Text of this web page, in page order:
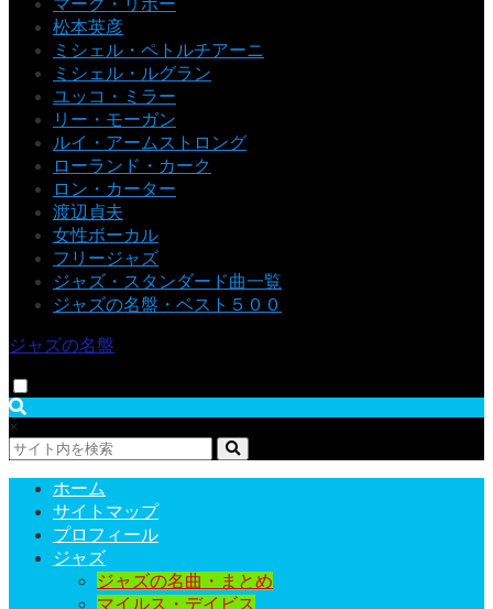
松本英彦
ミシェル・ペトルチアーニ
ミシェル・ルグラン
ユッコ・ミラー
リー・モーガン
ルイ・アームストロング
ローランド・カーク
ロン・カーター
渡辺貞夫
女性ボーカル
フリージャズ
ジャズ・スタンダード曲一覧
ジャズの名盤・ベスト５００
ジャズの名盤
×
ホーム
サイトマップ
プロフィール
ジャズ
ジャズの名曲・まとめ
マイルス・デイビス